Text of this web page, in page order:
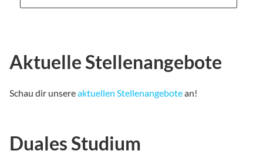
Aktuelle Stellenangebote
Schau dir unsereaktuellen Stellenangebotean!
Duales Studium